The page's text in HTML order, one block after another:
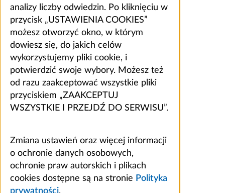
analizy liczby odwiedzin. Po kliknięciu w
przycisk „USTAWIENIA COOKIES”
możesz otworzyć okno, w którym
dowiesz się, do jakich celów
wykorzystujemy pliki cookie, i
potwierdzić swoje wybory. Możesz też
od razu zaakceptować wszystkie pliki
przyciskiem „ZAAKCEPTUJ
WSZYSTKIE I PRZEJDŹ DO SERWISU”.
Zmiana ustawień oraz więcej informacji
o ochronie danych osobowych,
ochronie praw autorskich i plikach
cookies dostępne są na stronie Polityka
prywatności.